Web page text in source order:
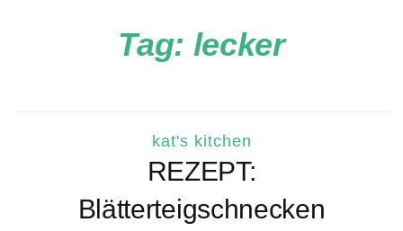
Tag: lecker
kat's kitchen
REZEPT:
Blätterteigschnecken